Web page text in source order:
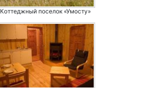
Коттеджный поселок «Умосту»